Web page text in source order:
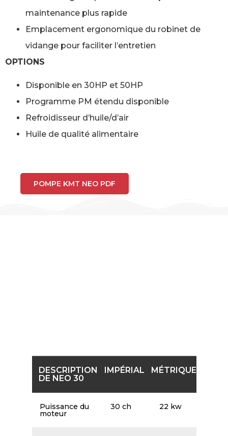
maintenance plus rapide
Emplacement ergonomique du robinet de
vidange pour faciliter l’entretien
OPTIONS
Disponible en 30HP et 50HP
Programme PM étendu disponible
Refroidisseur d’huile/d’air
Huile de qualité alimentaire
POMPE KMT NEO PDF
DESCRIPTION
DE NEO 30
IMPÉRIAL MÉTRIQUE
Puissance du
moteur
30 ch 22 kw